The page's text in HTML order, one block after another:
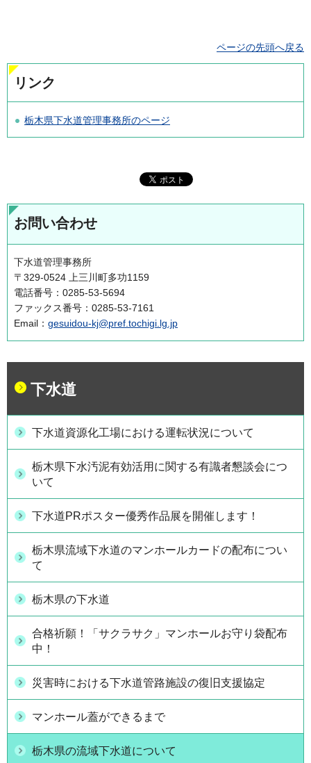
ページの先頭へ戻る
リンク
栃木県下水道管理事務所のページ
お問い合わせ
下水道管理事務所
〒329-0524 上三川町多功1159
電話番号：0285-53-5694
ファックス番号：0285-53-7161
Email： gesuidou-kj@pref.tochigi.lg.jp
下水道
下水道資源化工場における運転状況について
栃木県下水汚泥有効活用に関する有識者懇談会につ
いて
下水道PRポスター優秀作品展を開催します！
栃木県流域下水道のマンホールカードの配布につい
て
栃木県の下水道
合格祈願！「サクラサク」マンホールお守り袋配布
中！
災害時における下水道管路施設の復旧支援協定
マンホール蓋ができるまで
栃木県の流域下水道について